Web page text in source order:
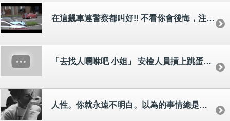
在這飆車連警察都叫好!! 不看你會後悔，注意2 27秒
「去找人嘿咻吧 小姐」 安檢人員摃上跳蛋正妹
人性。你就永遠不明白。以為的事情總是跟想的不一樣